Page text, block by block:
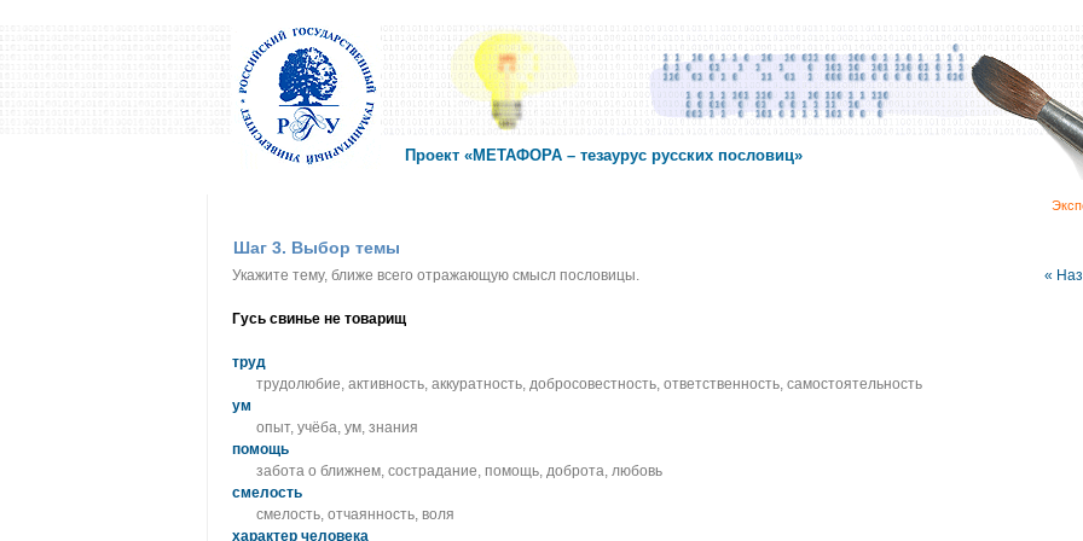
Проект «МЕТАФОРА – тезаурус русских пословиц»
Шаг 3. Выбор темы
«
Укажите тему, ближе всего отражающую смысл пословицы.
Гусь свинье не товарищ
труд
трудолюбие, активность, аккуратность, добросовестность, ответственность, самостоятельность
ум
опыт, учёба, ум, знания
помощь
забота о ближнем, сострадание, помощь, доброта, любовь
смелость
смелость, отчаянность, воля
характер человека